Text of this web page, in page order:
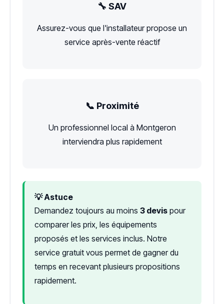
🔧 SAV
Assurez-vous que l'installateur propose un
service après-vente réactif
📞 Proximité
Un professionnel local à Montgeron
interviendra plus rapidement
💡 Astuce
Demandez toujours au moins 3 devis pour
comparer les prix, les équipements
proposés et les services inclus. Notre
service gratuit vous permet de gagner du
temps en recevant plusieurs propositions
rapidement.